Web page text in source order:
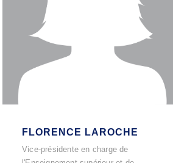
FLORENCE LAROCHE
Vice-présidente en charge de